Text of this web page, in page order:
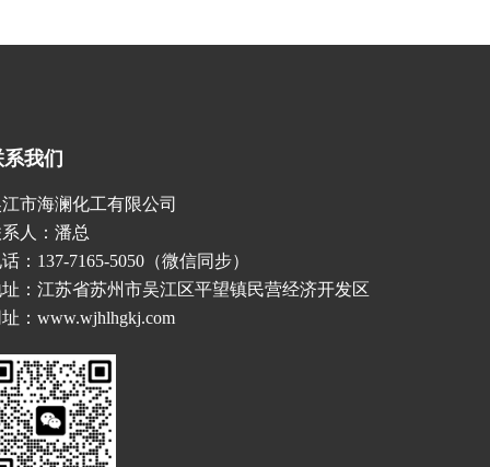
我们
市海澜化工有限公司
人：潘总
：137-7165-5050（微信同步）
：江苏省苏州市吴江区平望镇民营经济开发区
：www.wjhlhgkj.com